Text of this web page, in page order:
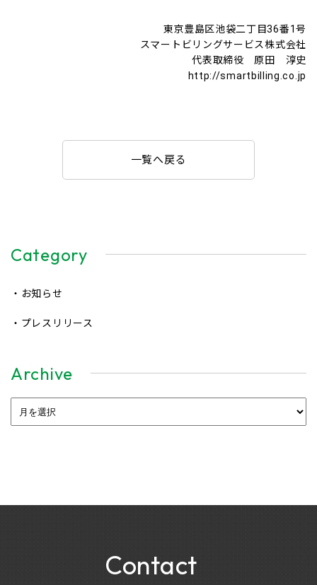
東京豊島区池袋二丁目36番1号
スマートビリングサービス株式会社
代表取締役 原田 淳史
http://smartbilling.co.jp
一覧へ戻る
Category
・お知らせ
・プレスリリース
Archive
Contact